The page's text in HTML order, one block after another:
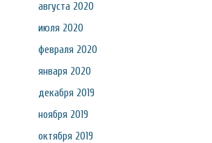
августа 2020
июля 2020
февраля 2020
января 2020
декабря 2019
ноября 2019
октября 2019